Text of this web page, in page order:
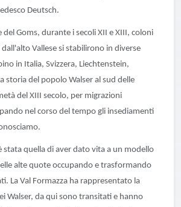
Deutsch.
del Goms, durante i secoli XII e XIII, coloni
Vallese si stabilirono in diverse
in Italia, Svizzera, Liechtenstein,
storia del popolo Walser al sud delle
del XIII secolo, per migrazioni
nel corso del tempo gli insediamenti
stata quella di aver dato vita a un modello
alte quote occupando e trasformando
La Val Formazza ha rappresentato la
Walser, da qui sono transitati e hanno